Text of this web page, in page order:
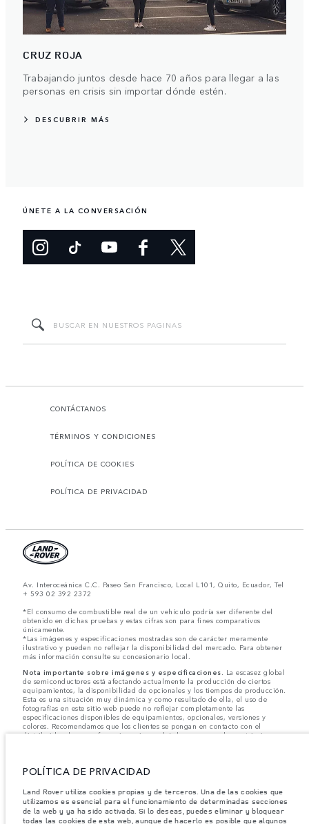
CRUZ ROJA
Trabajando juntos desde hace 70 años para llegar a las
personas en crisis sin importar dónde estén.
DESCUBRIR MÁS
ÚNETE A LA CONVERSACIÓN
CONTÁCTANOS
TÉRMINOS Y CONDICIONES
POLÍTICA DE COOKIES
POLÍTICA DE PRIVACIDAD
Av. Interoceánica C.C. Paseo San Francisco, Local L101, Quito, Ecuador, Tel
+ 593 02 392 2372
*El consumo de combustible real de un vehículo podría ser diferente del
obtenido en dichas pruebas y estas cifras son para fines comparativos
únicamente.
*Las imágenes y especificaciones mostradas son de carácter meramente
ilustrativo y pueden no reflejar la disponibilidad del mercado. Para obtener
más información consulte su concesionario local.
Nota importante sobre imágenes y especificaciones.
La escasez global
de semiconductores está afectando actualmente la producción de ciertos
equipamientos, la disponibilidad de opcionales y los tiempos de producción.
Esta es una situación muy dinámica y como resultado de ella, el uso de
fotografías en este sitio web puede no reflejar completamente las
especificaciones disponibles de equipamientos, opcionales, versiones y
colores. Recomendamos que los clientes se pongan en contacto con el
distribuidor de su preferencia, quien podrá dar a conocer las restricciones
Jaguar Land Rover Limited busca constantemente nuevas formas de mejorar
accesorios, por lo que se producen modificaciones de forma continua y sin
previo aviso. Según el modelo, algunas funciones serán opcionales o
vendrán incluidas de serie. La información, las especificaciones, los motores
y los colores que aparecen en esta página web se basan en las
POLÍTICA DE PRIVACIDAD
Land Rover utiliza cookies propias y de terceros. Una de las cookies que
utilizamos es esencial para el funcionamiento de determinadas secciones
de la web y ya ha sido activada. Si lo deseas, puedes eliminar y bloquear
todas las cookies de esta web, aunque de hacerlo es posible que algunos